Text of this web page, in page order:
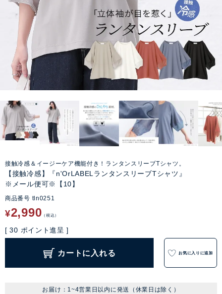
接触冷感＆イージーケア機能付き！ランタンスリーブTシャツ。
【接触冷感】『n'OrLABELランタンスリーブTシャツ』
※メール便可※【10】
商品番号 tln0251
¥2,990 税込
[ 30 ポイント進呈 ]
カートに入れる お気に入りに追加
お届け：1~4営業日以内に発送（休業日は除く）